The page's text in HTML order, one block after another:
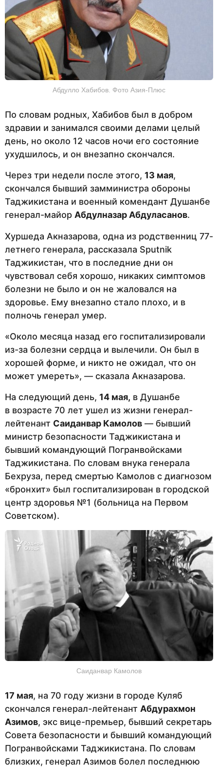
Абдулло Хабибов. Фото Азия-Плюс
По словам родных, Хабибов был в добром
здравии и занимался своими делами целый
день, но около 12 часов ночи его состояние
ухудшилось, и он внезапно скончался.
Через три недели после этого, 13 мая,
скончался бывший замминистра обороны
Таджикистана и военный комендант Душанбе
генерал-майор Абдулназар Абдуласанов.
Хуршеда Акназарова, одна из родственниц 77-
летнего генерала, рассказала Sputnik
Таджикистан, что в последние дни он
чувствовал себя хорошо, никаких симптомов
болезни не было и он не жаловался на
здоровье. Ему внезапно стало плохо, и в
полночь генерал умер.
«Около месяца назад его госпитализировали
из-за болезни сердца и вылечили. Он был в
хорошей форме, и никто не ожидал, что он
может умереть», — сказала Акназарова.
На следующий день, 14 мая, в Душанбе
в возрасте 70 лет ушел из жизни генерал-
лейтенант Саиданвар Камолов — бывший
министр безопасности Таджикистана и
бывший командующий Погранвойсками
Таджикистана. По словам внука генерала
Бехруза, перед смертью Камолов с диагнозом
«бронхит» был госпитализирован в городской
центр здоровья №1 (больница на Первом
Советском).
Саиданвар Камолов
17 мая, на 70 году жизни в городе Куляб
скончался генерал-лейтенант Абдурахмон
Азимов, экс вице-премьер, бывший секретарь
Совета безопасности и бывший командующий
Погранвойсками Таджикистана. По словам
близких, генерал Азимов болел последнюю